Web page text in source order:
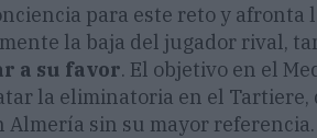
para este reto y afronta
la baja del jugador rival,
a su favor. El objetivo en el
la eliminatoria en el Tartiere,
Almería sin su mayor referencia.